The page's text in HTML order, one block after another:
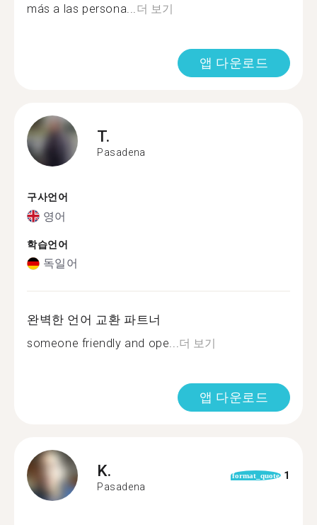
más a las persona...더 보기
앱 다운로드
T.
Pasadena
구사언어
영어
학습언어
독일어
완벽한 언어 교환 파트너
someone friendly and ope...더 보기
앱 다운로드
K.
Pasadena
format_quote 1